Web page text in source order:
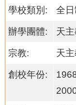
學校類別: 全
辦學團體: 天
宗教: 天
創校年份: